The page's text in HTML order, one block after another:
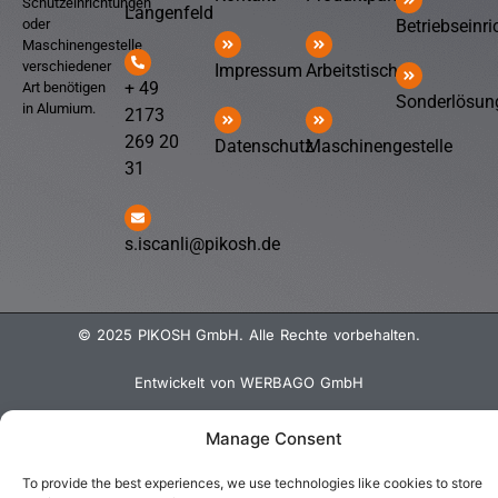
Manage Consent
To provide the best experiences, we use technologies like cookies to store
oder
Maschinengestelle
verschiedener
Art benötigen
in Alumium.
Langenfeld
+ 49
2173
269 20
31
s.iscanli@pikosh.de
Impressum
Datenschutz
Arbeitstische
Maschinengestelle
© 2025 PIKOSH GmbH. Alle Rechte vorbehalten.
Entwickelt von WERBAGO GmbH